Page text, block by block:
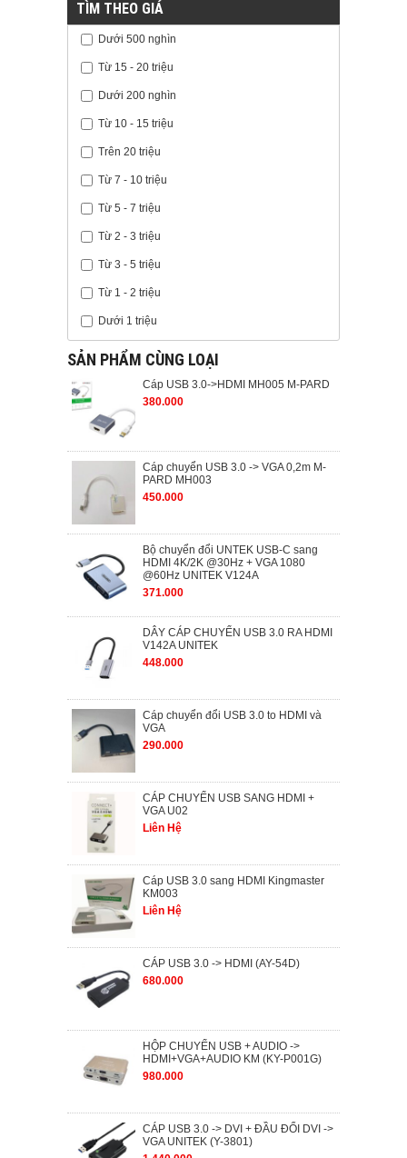
TÌM THEO GIÁ
Dưới 500 nghìn
Từ 15 - 20 triệu
Dưới 200 nghìn
Từ 10 - 15 triệu
Trên 20 triệu
Từ 7 - 10 triệu
Từ 5 - 7 triệu
Từ 2 - 3 triệu
Từ 3 - 5 triệu
Từ 1 - 2 triệu
Dưới 1 triệu
SẢN PHẨM CÙNG LOẠI
Cáp USB 3.0->HDMI MH005 M-PARD
380.000
Cáp chuyển USB 3.0 -> VGA 0,2m M-
PARD MH003
450.000
Bộ chuyển đổi UNTEK USB-C sang
HDMI 4K/2K @30Hz + VGA 1080
@60Hz UNITEK V124A
371.000
DÂY CÁP CHUYỂN USB 3.0 RA HDMI
V142A UNITEK
448.000
Cáp chuyển đổi USB 3.0 to HDMI và
VGA
290.000
CÁP CHUYỂN USB SANG HDMI +
VGA U02
Liên Hệ
Cáp USB 3.0 sang HDMI Kingmaster
KM003
Liên Hệ
CÁP USB 3.0 -> HDMI (AY-54D)
680.000
HỘP CHUYỂN USB + AUDIO ->
HDMI+VGA+AUDIO KM (KY-P001G)
980.000
CÁP USB 3.0 -> DVI + ĐẦU ĐỔI DVI ->
VGA UNITEK (Y-3801)